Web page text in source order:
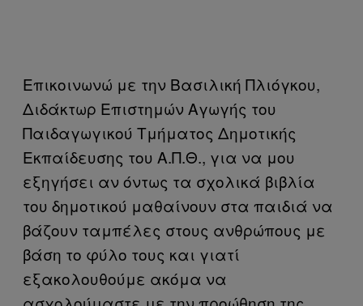
Επικοινωνώ με την Βασιλική Πλιόγκου,
Διδάκτωρ Επιστημών Αγωγής του
Παιδαγωγικού Τμήματος Δημοτικής
Εκπαίδευσης του Α.Π.Θ., για να μου
εξηγήσει αν όντως τα σχολικά βιβλία
του δημοτικού μαθαίνουν στα παιδιά να
βάζουν ταμπέλες στους ανθρώπους με
βάση το φύλο τους και γιατί
εξακολουθούμε ακόμα να